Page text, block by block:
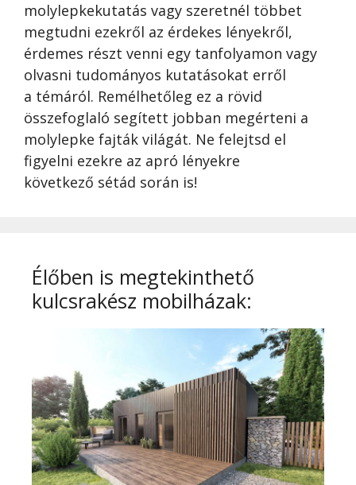
molylepkekutatás vagy szeretnél többet
megtudni ezekről az érdekes lényekről,
érdemes részt venni egy tanfolyamon vagy
olvasni tudományos kutatásokat erről
a témáról. Remélhetőleg ez a rövid
összefoglaló segített jobban megérteni a
molylepke fajták világát. Ne felejtsd el
figyelni ezekre az apró lényekre
következő sétád során is!
Élőben is megtekinthető
kulcsrakész mobilházak: